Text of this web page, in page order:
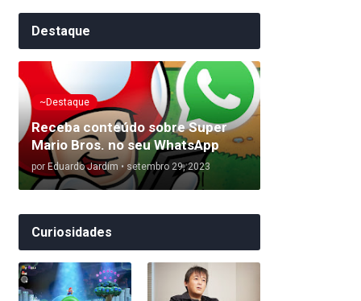
Destaque
~Destaque
Receba conteúdo sobre Super
Mario Bros. no seu WhatsApp
por Eduardo Jardim • setembro 29, 2023
Curiosidades